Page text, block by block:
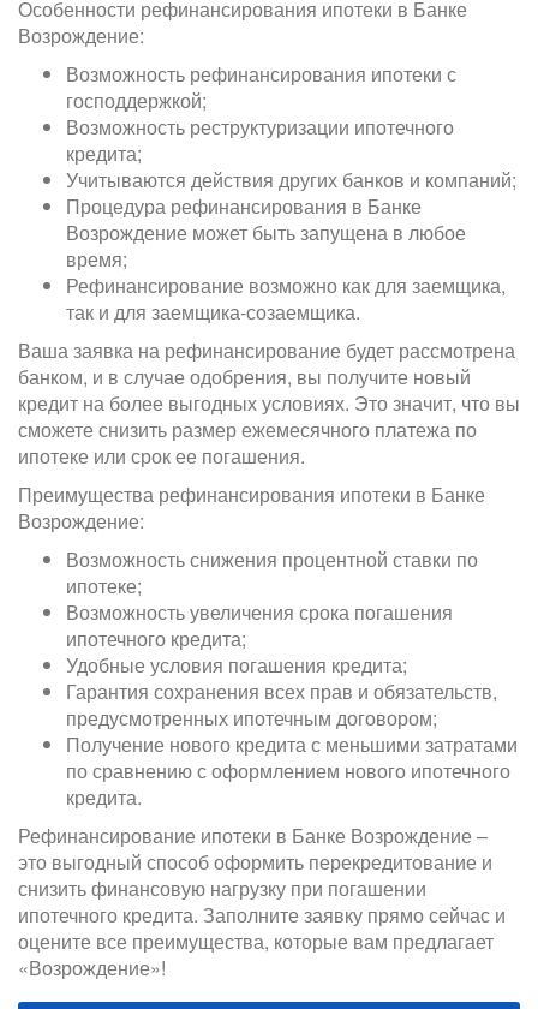
Особенности рефинансирования ипотеки в Банке
Возрождение:
Возможность рефинансирования ипотеки с
господдержкой;
Возможность реструктуризации ипотечного
кредита;
Учитываются действия других банков и компаний;
Процедура рефинансирования в Банке
Возрождение может быть запущена в любое
время;
Рефинансирование возможно как для заемщика,
так и для заемщика-созаемщика.
Ваша заявка на рефинансирование будет рассмотрена
банком, и в случае одобрения, вы получите новый
кредит на более выгодных условиях. Это значит, что вы
сможете снизить размер ежемесячного платежа по
ипотеке или срок ее погашения.
Преимущества рефинансирования ипотеки в Банке
Возрождение:
Возможность снижения процентной ставки по
ипотеке;
Возможность увеличения срока погашения
ипотечного кредита;
Удобные условия погашения кредита;
Гарантия сохранения всех прав и обязательств,
предусмотренных ипотечным договором;
Получение нового кредита с меньшими затратами
по сравнению с оформлением нового ипотечного
кредита.
Рефинансирование ипотеки в Банке Возрождение –
это выгодный способ оформить перекредитование и
снизить финансовую нагрузку при погашении
ипотечного кредита. Заполните заявку прямо сейчас и
оцените все преимущества, которые вам предлагает
«Возрождение»!